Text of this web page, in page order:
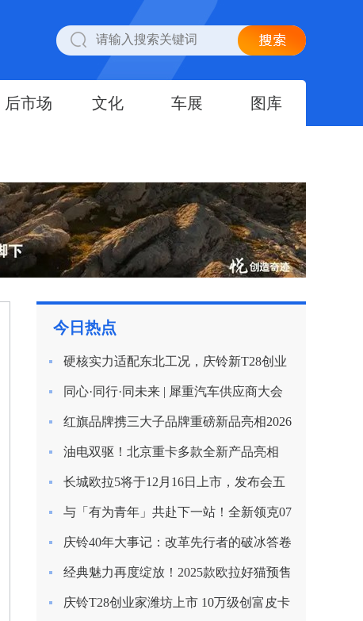
后市场 文化 车展 图库
今日热点
硬核实力适配东北工况，庆铃新T28创业
家长春上市圆满收官
同心·同行·同未来 | 犀重汽车供应商大会
圆满落幕
红旗品牌携三大子品牌重磅新品亮相2026
北京车展
油电双驱！北京重卡多款全新产品亮相
2026合作伙伴大会
长城欧拉5将于12月16日上市，发布会五
大看点提前揭秘！
与「有为青年」共赴下一站！全新领克07
EM-P上市限时价13.98万起
庆铃40年大事记：改革先行者的破冰答卷
（1985-1993）
经典魅力再度绽放！2025款欧拉好猫预售
启程，8.98万元起！
庆铃T28创业家潍坊上市 10万级创富皮卡